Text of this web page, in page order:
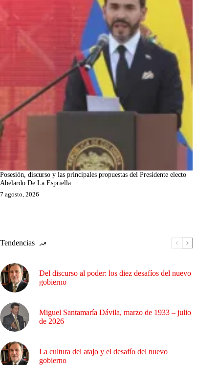
Posesión, discurso y las principales propuestas del Presidente electo
Abelardo De La Espriella
7 agosto, 2026
Tendencias
Del discurso al poder: los diez desafíos del nuevo
gobierno
Miguel Santamaría Dávila, marzo de 1933 – julio
de 2026
La cultura del atajo y el desafío del nuevo
gobierno